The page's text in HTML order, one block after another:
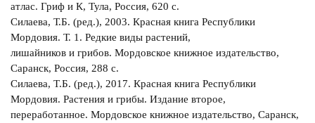
атлас. Гриф и К, Тула, Россия, 620 с.
Силаева, Т.Б. (ред.), 2003. Красная книга Республики
Мордовия. Т. 1. Редкие виды растений,
лишайников и грибов. Мордовское книжное издательство,
Саранск, Россия, 288 с.
Силаева, T.Б. (ред.), 2017. Красная книга Республики
Мордовия. Растения и грибы. Издание второе,
переработанное. Мордовское книжное издательство, Саранск,